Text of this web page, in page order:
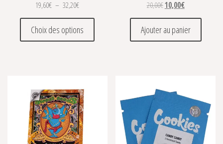
19,60€ – 32,20€Plage de prix : 19,60€ à 32,20€
Choix des options
Ce produit a plusieurs variations. Les
20,00€Le prix initial était :
10,00€Le prix actuel
Ajouter au panier